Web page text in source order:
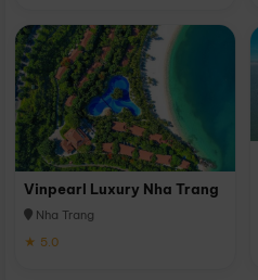
Vinpearl Luxury Nha Trang
Nha Trang
★ 5.0